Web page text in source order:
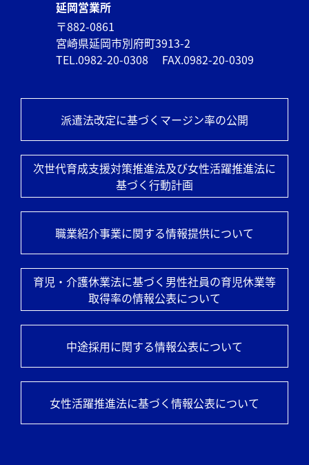
延岡営業所
〒882-0861
宮崎県延岡市別府町3913-2
TEL.0982-20-0308
FAX.0982-20-0309
派遣法改定に基づくマージン率の公開
次世代育成支援対策推進法及び女性活躍推進法に
基づく行動計画
職業紹介事業に関する情報提供について
育児・介護休業法に基づく男性社員の育児休業等
取得率の情報公表について
中途採用に関する情報公表について
女性活躍推進法に基づく情報公表について